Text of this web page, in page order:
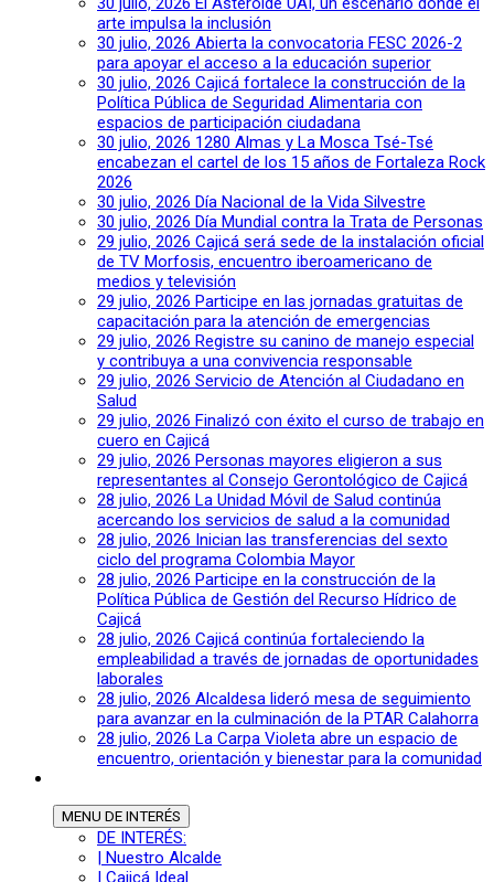
arte impulsa la inclusión
30 julio, 2026 Abierta la convocatoria FESC 2026-2
para apoyar el acceso a la educación superior
30 julio, 2026 Cajicá fortalece la construcción de la
Política Pública de Seguridad Alimentaria con
espacios de participación ciudadana
30 julio, 2026 1280 Almas y La Mosca Tsé-Tsé
encabezan el cartel de los 15 años de Fortaleza Rock
2026
30 julio, 2026 Día Nacional de la Vida Silvestre
30 julio, 2026 Día Mundial contra la Trata de Personas
29 julio, 2026 Cajicá será sede de la instalación oficial
de TV Morfosis, encuentro iberoamericano de
medios y televisión
29 julio, 2026 Participe en las jornadas gratuitas de
capacitación para la atención de emergencias
29 julio, 2026 Registre su canino de manejo especial
y contribuya a una convivencia responsable
29 julio, 2026 Servicio de Atención al Ciudadano en
Salud
29 julio, 2026 Finalizó con éxito el curso de trabajo en
cuero en Cajicá
29 julio, 2026 Personas mayores eligieron a sus
representantes al Consejo Gerontológico de Cajicá
28 julio, 2026 La Unidad Móvil de Salud continúa
acercando los servicios de salud a la comunidad
28 julio, 2026 Inician las transferencias del sexto
ciclo del programa Colombia Mayor
28 julio, 2026 Participe en la construcción de la
Política Pública de Gestión del Recurso Hídrico de
Cajicá
28 julio, 2026 Cajicá continúa fortaleciendo la
empleabilidad a través de jornadas de oportunidades
laborales
28 julio, 2026 Alcaldesa lideró mesa de seguimiento
para avanzar en la culminación de la PTAR Calahorra
28 julio, 2026 La Carpa Violeta abre un espacio de
encuentro, orientación y bienestar para la comunidad
MENU DE INTERÉS
DE INTERÉS:
| Nuestro Alcalde
| Cajicá Ideal